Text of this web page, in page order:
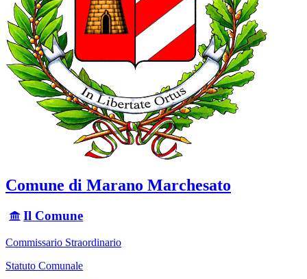
Comune di Marano Marchesato
Il Comune
Commissario Straordinario
Statuto Comunale